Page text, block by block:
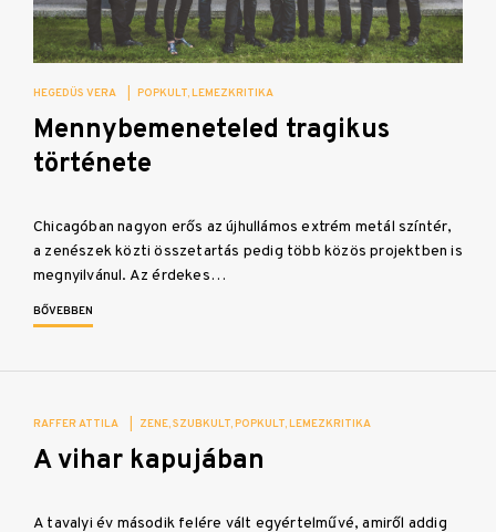
HEGEDÜS VERA POPKULT LEMEZKRITIKA
Mennybemeneteled tragikus
története
Chicagóban nagyon erős az újhullámos extrém metál színtér,
a zenészek közti összetartás pedig több közös projektben is
megnyilvánul. Az érdekes…
BŐVEBBEN
RAFFER ATTILA ZENE SZUBKULT POPKULT LEMEZKRITIKA
A vihar kapujában
A tavalyi év második felére vált egyértelművé, amiről addig